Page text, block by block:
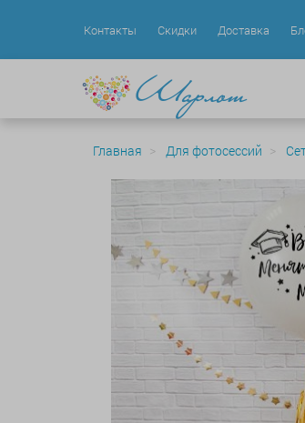
Контакты Скидки Доставка
Главная Для фотосессий